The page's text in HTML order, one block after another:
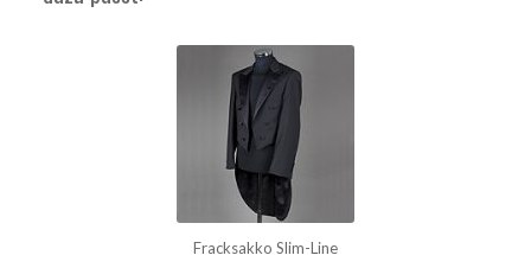
Fracksakko Slim-Line